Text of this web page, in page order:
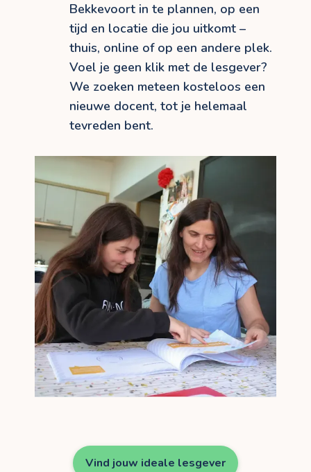
Bekkevoort in te plannen, op een
tijd en locatie die jou uitkomt –
thuis, online of op een andere plek.
Voel je geen klik met de lesgever?
We zoeken meteen kosteloos een
nieuwe docent, tot je helemaal
tevreden bent.
Vind jouw ideale lesgever